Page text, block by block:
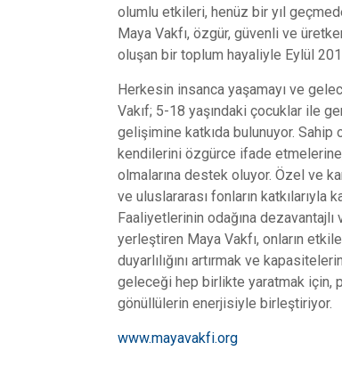
olumlu etkileri, henüz bir yıl
Maya Vakfı, özgür, güvenli ve
oluşan bir toplum hayaliyle Eylül
Herkesin insanca yaşamayı ve
Vakıf; 5-18 yaşındaki çocuklar ile
gelişimine katkıda bulunuyor. Sahip
kendilerini özgürce ifade
olmalarına destek oluyor. Özel ve
ve uluslararası fonların katkılarıyla
Faaliyetlerinin odağına
yerleştiren Maya Vakfı, onların
duyarlılığını artırmak ve
geleceği hep birlikte yaratmak için,
gönüllülerin enerjisiyle birleştiriyor.
www.mayavakfi.org